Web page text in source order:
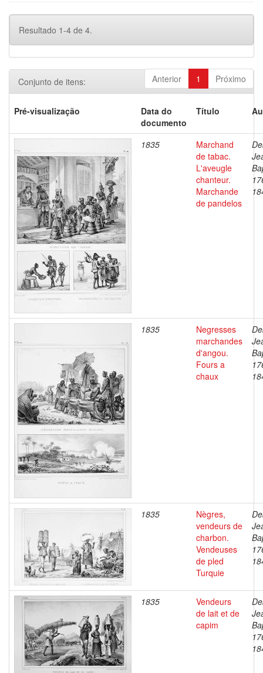
Resultado 1-4 de 4.
Anterior 1 Próximo
Conjunto de itens:
Pré-visualização
Data do
documento
Título
1835
Marchand
de tabac.
L'aveugle
chanteur.
Marchande
de pandelos
1835
Negresses
marchandes
d'angou.
Fours a
chaux
1835
Nègres,
vendeurs de
charbon.
Vendeuses
de pled
Turquie
1835
Vendeurs
de lait et de
capim